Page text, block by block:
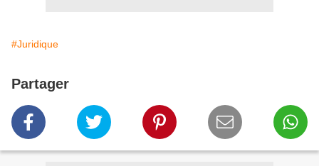
#Juridique
Partager